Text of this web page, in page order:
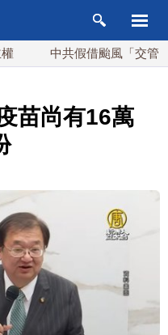
中共假借颱風「交管」台
苗尚有16萬